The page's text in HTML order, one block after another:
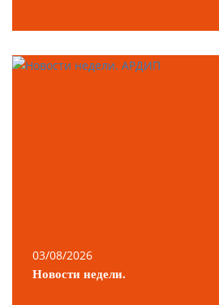
03/08/2026
Новости недели.